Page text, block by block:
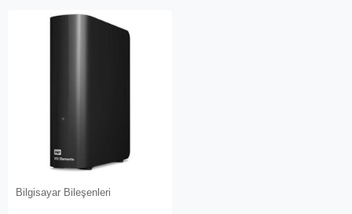
Bilgisayar Bileşenleri